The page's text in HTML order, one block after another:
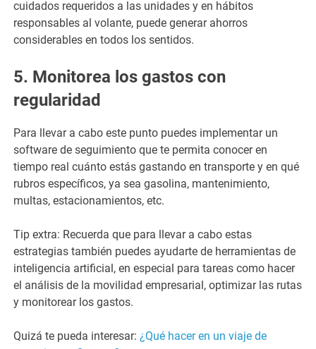
cuidados requeridos a las unidades y en hábitos
responsables al volante, puede generar ahorros
considerables en todos los sentidos.
5. Monitorea los gastos con
regularidad
Para llevar a cabo este punto puedes implementar un
software de seguimiento que te permita conocer en
tiempo real cuánto estás gastando en transporte y en qué
rubros específicos, ya sea gasolina, mantenimiento,
multas, estacionamientos, etc.
Tip extra: Recuerda que para llevar a cabo estas
estrategias también puedes ayudarte de herramientas de
inteligencia artificial, en especial para tareas como hacer
el análisis de la movilidad empresarial, optimizar las rutas
y monitorear los gastos.
Quizá te pueda interesar:¿Qué hacer en un viaje de